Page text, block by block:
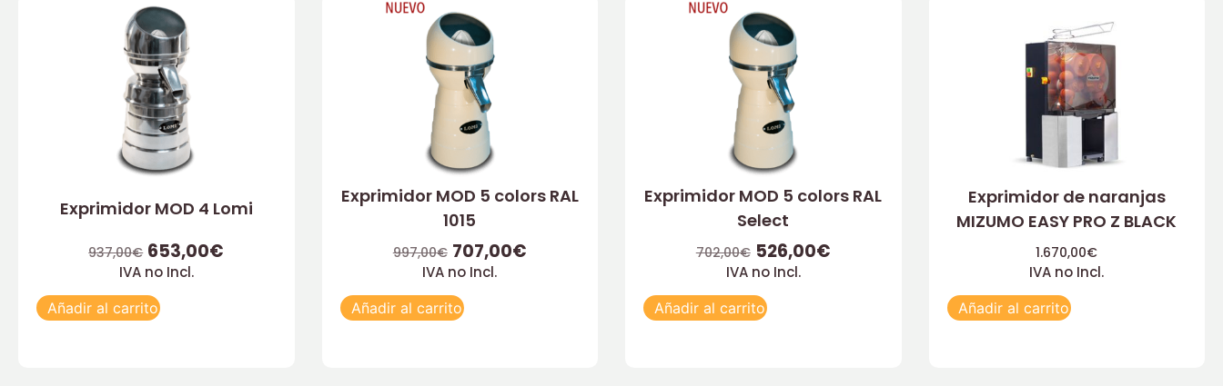
Exprimidor MOD 4 Lomi
937,00€ 653,00€
IVA no Incl.
Añadir al carrito
Exprimidor MOD 5 colors RAL
1015
997,00€ 707,00€
IVA no Incl.
Añadir al carrito
Exprimidor MOD 5 colors RAL
Select
702,00€ 526,00€
IVA no Incl.
Añadir al carrito
Exprimidor de naranjas
MIZUMO EASY PRO Z BLACK
1.670,00€
IVA no Incl.
Añadir al carrito